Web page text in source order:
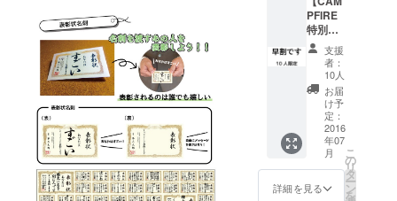
アドレ
スをあ
なただ
けのも
のにデ
ザイン
しま
す。 友
人と一
緒にぜ
ひ買っ
て頂き
たい
PFIRE
特別価
格】 早
割で
す。限
定10人
までに
なりま
す。 好
きなデ
ザイン
の名刺
100枚
支援
者：
10人
お届
け予
定：
2016
年07
月
詳細を見る
こ
の
リ
タ
ー
ン
を